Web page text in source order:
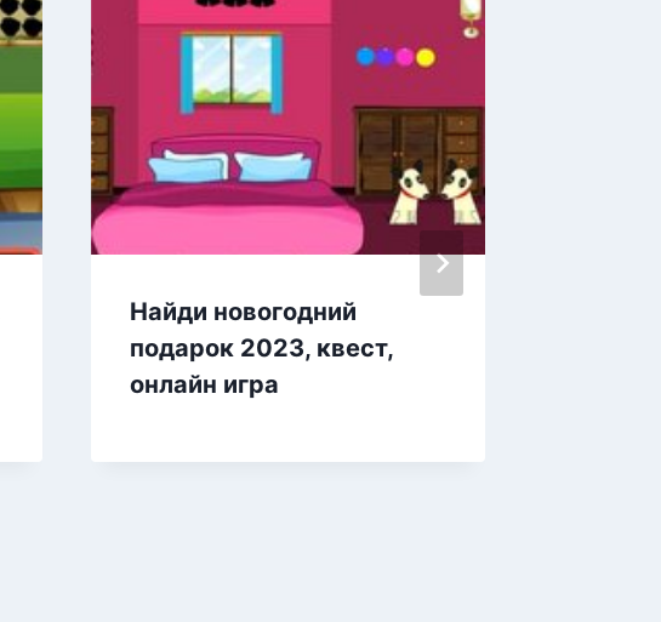
Найди новогодний
подарок 2023, квест,
онлайн игра